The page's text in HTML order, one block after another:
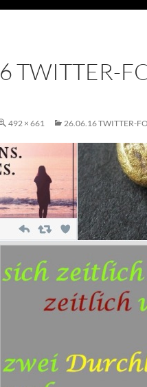
TWITTER-
492 × 661 26.06.16 TWITTER-